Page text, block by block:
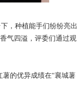
，种植能手们纷纷亮出
气四溢，评委们通过观
的优异成绩在“襄城薯